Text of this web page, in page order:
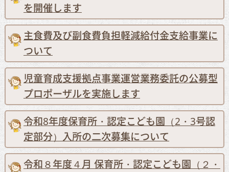
を開催します
主食費及び副食費負担軽減給付金支給事業に
ついて
児童育成支援拠点事業運営業務委託の公募型
プロポーザルを実施します
令和8年度保育所・認定こども園（2・3号認
定部分）入所の二次募集について
令和８年度４月 保育所・認定こども園（２・